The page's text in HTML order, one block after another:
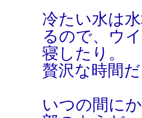
冷たい水は
るので、ウ
寝したり。
贅沢な時間だ
いつの間に